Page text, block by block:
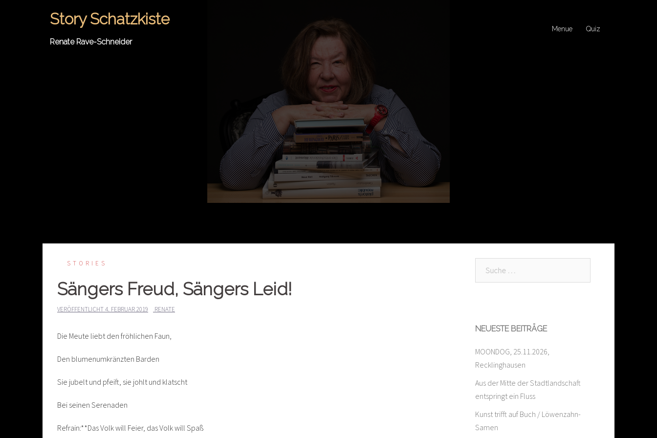
Story Schatzkiste
Renate Rave-Schneider
Menue Quiz
STORIES
Sängers Freud, Sängers Leid!
VERÖFFENTLICHT4. FEBRUAR 2019 RENATE
Die Meute liebt den fröhlichen Faun,
Den blumenumkränzten Barden
Sie jubelt und pfeift, sie johlt und klatscht
Bei seinen Serenaden
Refrain:**Das Volk will Feier, das Volk will Spaß
NEUESTE BEITRÄGE
MOONDOG, 25.11.2026,
Recklinghausen
Aus der Mitte der Stadtlandschaft
entspringt ein Fluss
Kunst trifft auf Buch / Löwenzahn-
Samen